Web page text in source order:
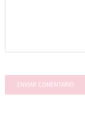
ENVIAR COMENTARIO